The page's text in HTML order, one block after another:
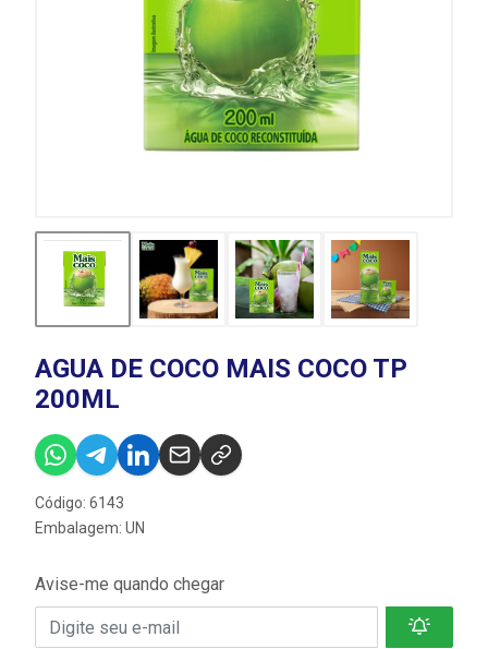
AGUA DE COCO MAIS COCO TP
200ML
Código: 6143
Embalagem: UN
Avise-me quando chegar